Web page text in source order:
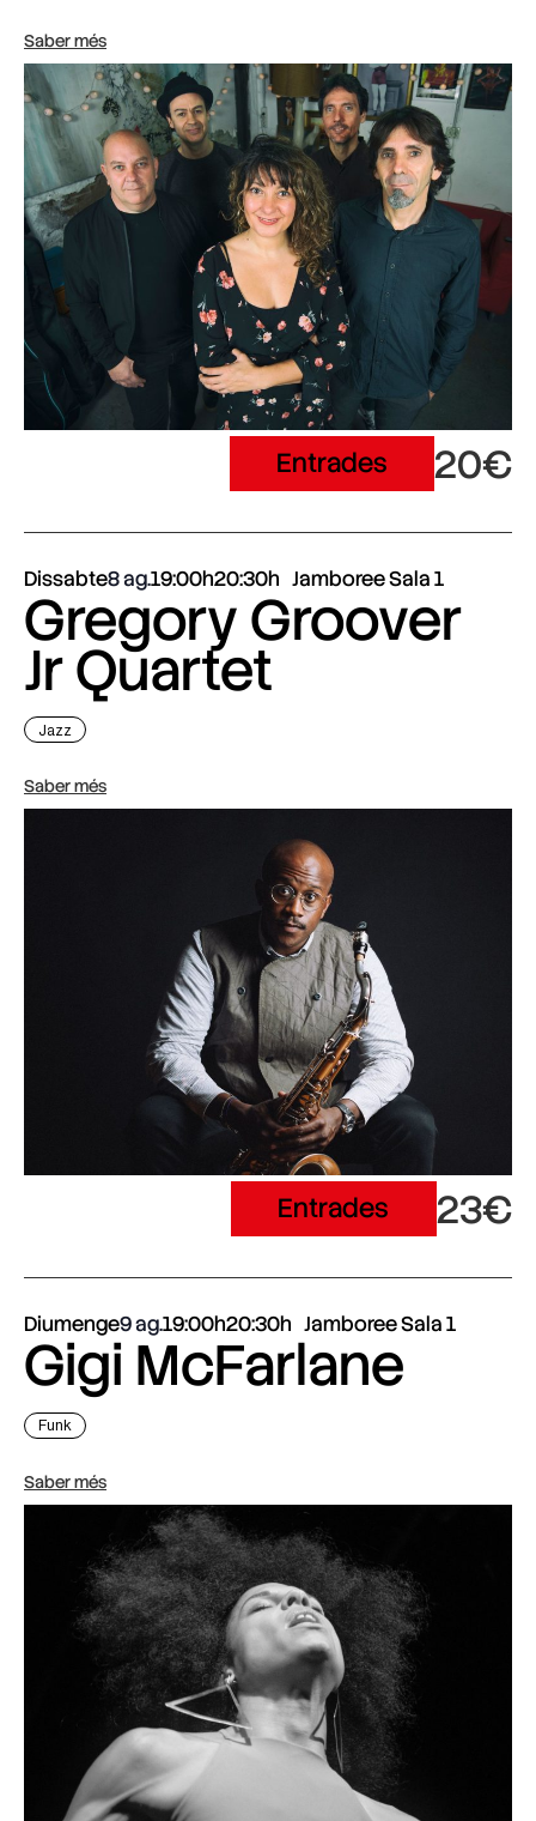
Saber més
Entrades 20€
Dissabte8 ag.19:00h20:30h Jamboree Sala 1
Gregory Groover
Jr Quartet
Jazz
Saber més
Entrades 23€
Diumenge9 ag.19:00h20:30h Jamboree Sala 1
Gigi McFarlane
Funk
Saber més